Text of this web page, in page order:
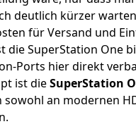
deutlich kürzer
für Versand und
die SuperStation One
Ports hier direkt
ist dieSuperStation
sowohl an modernen